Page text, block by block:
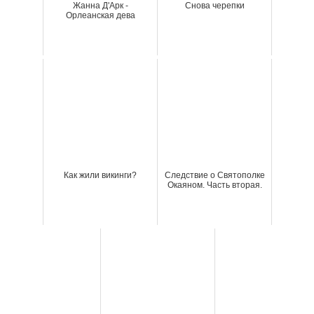
Жанна Д'Арк -
Орлеанская дева
Снова черепки
Как жили викинги?
Следствие о Святополке
Окаяном. Часть вторая.